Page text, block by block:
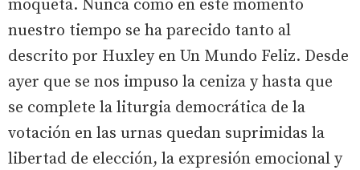
moqueta. Nunca como en este momento
nuestro tiempo se ha parecido tanto al
descrito por Huxley en Un Mundo Feliz. Desde
ayer que se nos impuso la ceniza y hasta que
se complete la liturgia democrática de la
votación en las urnas quedan suprimidas la
libertad de elección, la expresión emocional y